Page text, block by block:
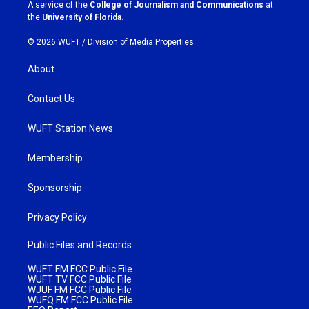
m
A service of the College of Journalism and Communications at
the University of Florida.
© 2026 WUFT / Division of Media Properties
About
Contact Us
WUFT Station News
Membership
Sponsorship
Privacy Policy
Public Files and Records
WUFT FM FCC Public File
WUFT TV FCC Public File
WJUF FM FCC Public File
WUFQ FM FCC Public File